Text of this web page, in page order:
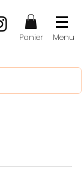
Panier Menu